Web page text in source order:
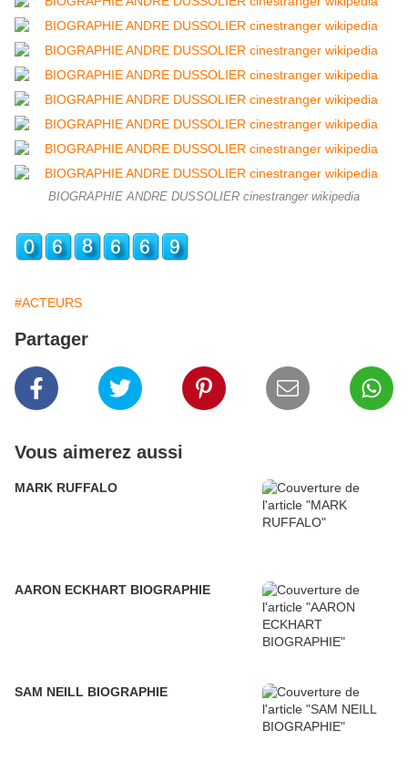
BIOGRAPHIE ANDRE DUSSOLIER cinestranger wikipedia
#ACTEURS
Partager
Vous aimerez aussi
MARK RUFFALO
AARON ECKHART BIOGRAPHIE
SAM NEILL BIOGRAPHIE